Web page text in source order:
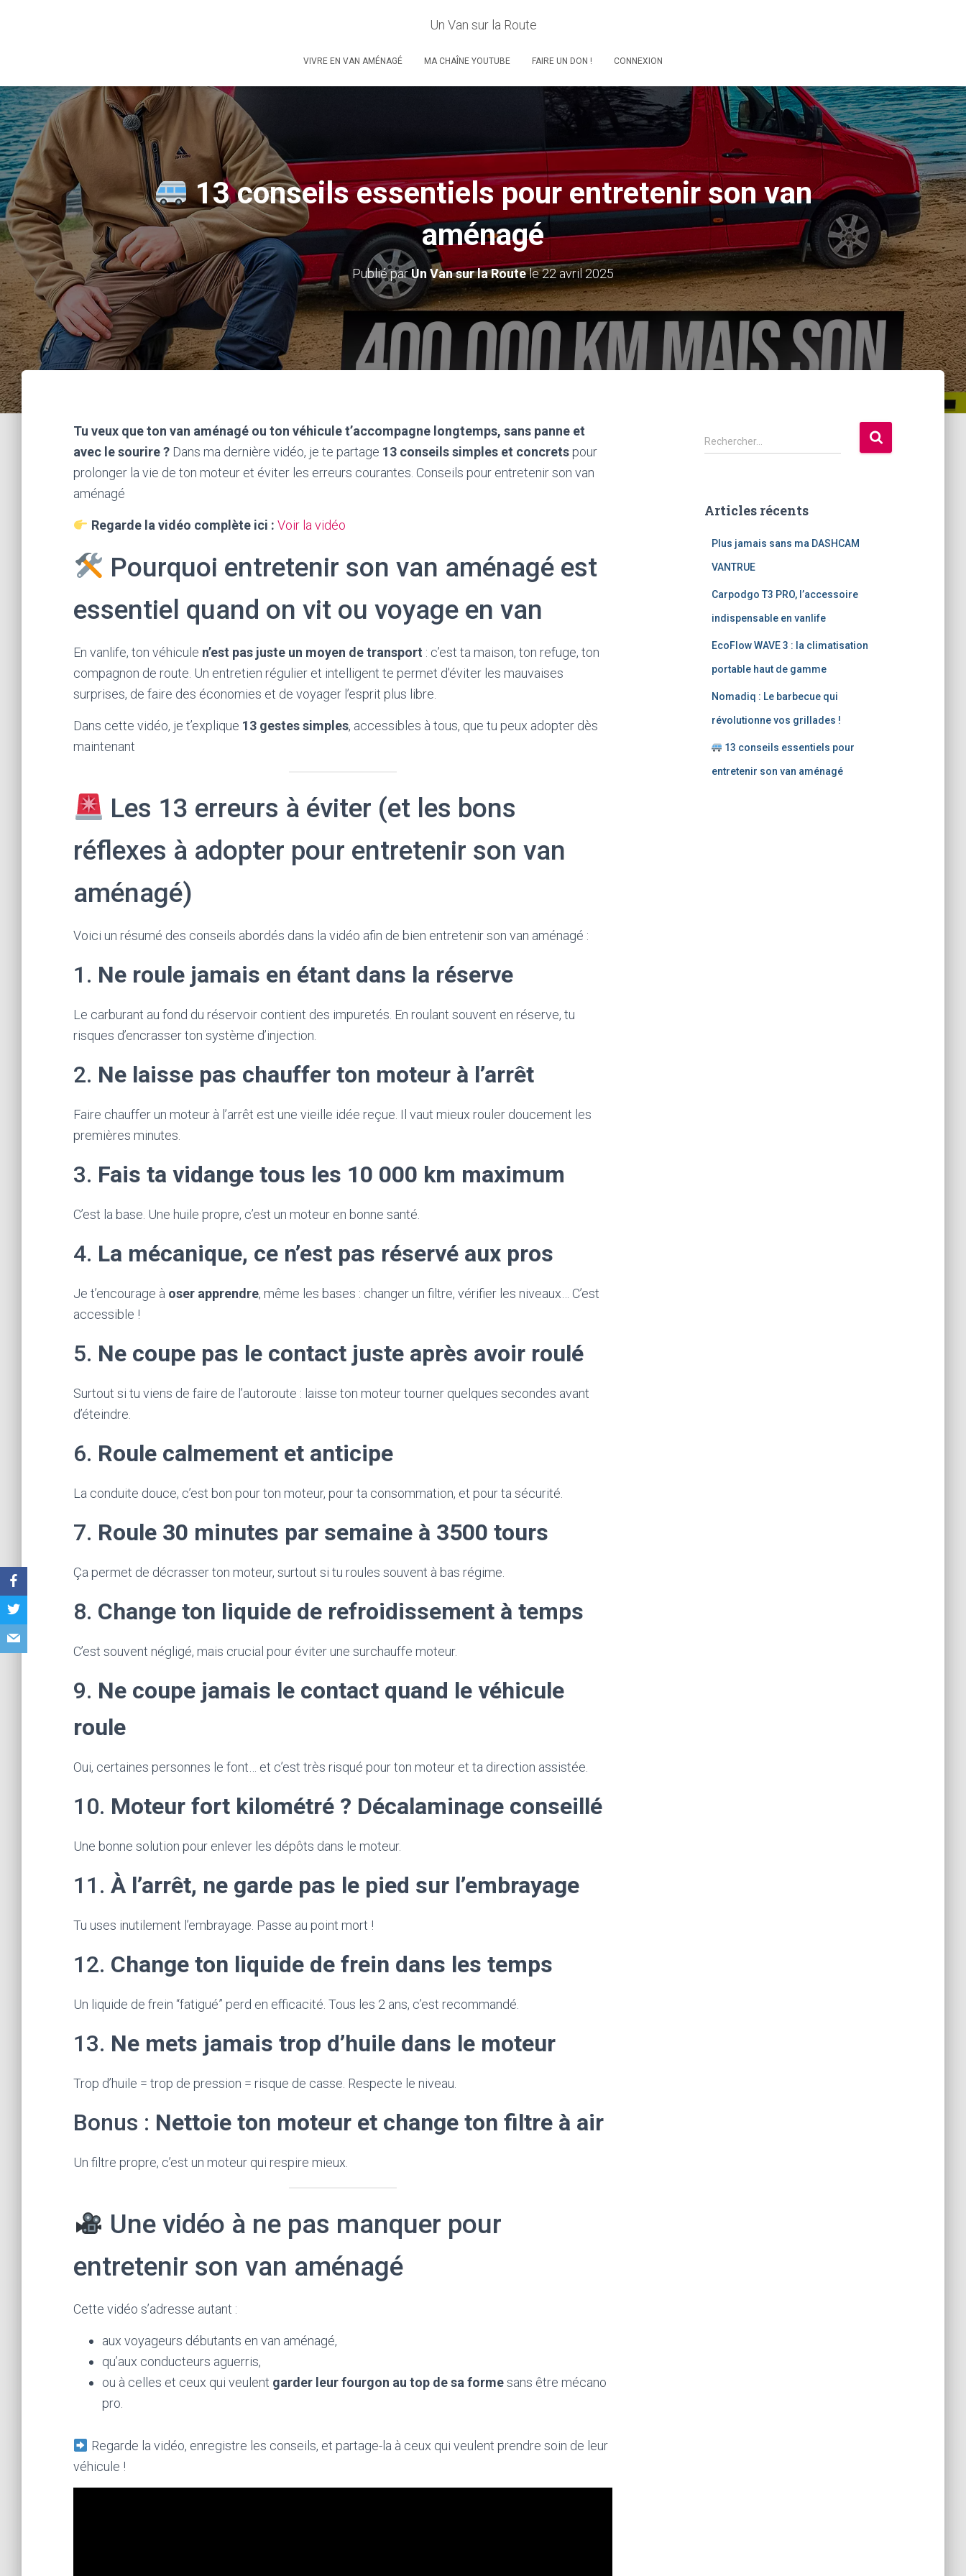
Un Van sur la Route
VIVRE EN VAN AMÉNAGÉ MA CHAÎNE YOUTUBE FAIRE UN DON ! CONNEXION
13 conseils essentiels pour entretenir son van
aménagé
Publié parUn Van sur la Routele22 avril 2025
Tu veux que ton van aménagé ou ton véhicule t’accompagne longtemps, sans panne et
avec le sourire ? Dans ma dernière vidéo, je te partage 13 conseils simples et concrets pour
prolonger la vie de ton moteur et éviter les erreurs courantes. Conseils pour entretenir son van
aménagé
Regarde la vidéo complète ici : Voir la vidéo
Pourquoi entretenir son van aménagé est
essentiel quand on vit ou voyage en van
En vanlife, ton véhicule n’est pas juste un moyen de transport : c’est ta maison, ton refuge, ton
compagnon de route. Un entretien régulier et intelligent te permet d’éviter les mauvaises
surprises, de faire des économies et de voyager l’esprit plus libre.
Dans cette vidéo, je t’explique 13 gestes simples, accessibles à tous, que tu peux adopter dès
maintenant
Les 13 erreurs à éviter (et les bons
réflexes à adopter pour entretenir son van
aménagé)
Voici un résumé des conseils abordés dans la vidéo afin de bien entretenir son van aménagé :
1. Ne roule jamais en étant dans la réserve
Le carburant au fond du réservoir contient des impuretés. En roulant souvent en réserve, tu
risques d’encrasser ton système d’injection.
2. Ne laisse pas chauffer ton moteur à l’arrêt
Faire chauffer un moteur à l’arrêt est une vieille idée reçue. Il vaut mieux rouler doucement les
premières minutes.
3. Fais ta vidange tous les 10 000 km maximum
C’est la base. Une huile propre, c’est un moteur en bonne santé.
4. La mécanique, ce n’est pas réservé aux pros
Je t’encourage à oser apprendre, même les bases : changer un filtre, vérifier les niveaux… C’est
accessible !
5. Ne coupe pas le contact juste après avoir roulé
Surtout si tu viens de faire de l’autoroute : laisse ton moteur tourner quelques secondes avant
d’éteindre.
6. Roule calmement et anticipe
La conduite douce, c’est bon pour ton moteur, pour ta consommation, et pour ta sécurité.
7. Roule 30 minutes par semaine à 3500 tours
Ça permet de décrasser ton moteur, surtout si tu roules souvent à bas régime.
8. Change ton liquide de refroidissement à temps
C’est souvent négligé, mais crucial pour éviter une surchauffe moteur.
9. Ne coupe jamais le contact quand le véhicule
roule
Oui, certaines personnes le font… et c’est très risqué pour ton moteur et ta direction assistée.
10. Moteur fort kilométré ? Décalaminage conseillé
Une bonne solution pour enlever les dépôts dans le moteur.
11. À l’arrêt, ne garde pas le pied sur l’embrayage
Tu uses inutilement l’embrayage. Passe au point mort !
12. Change ton liquide de frein dans les temps
Un liquide de frein “fatigué” perd en efficacité. Tous les 2 ans, c’est recommandé.
13. Ne mets jamais trop d’huile dans le moteur
Trop d’huile = trop de pression = risque de casse. Respecte le niveau.
Bonus : Nettoie ton moteur et change ton filtre à air
Un filtre propre, c’est un moteur qui respire mieux.
Une vidéo à ne pas manquer pour
entretenir son van aménagé
Cette vidéo s’adresse autant :
aux voyageurs débutants en van aménagé,
qu’aux conducteurs aguerris,
ou à celles et ceux qui veulent garder leur fourgon au top de sa formesans être mécano
pro.
Regarde la vidéo, enregistre les conseils, et partage-la à ceux qui veulent prendre soin de leur
véhicule !
R
e
r
Rechercher…
Articles récents
Plus jamais sans ma DASHCAM
VANTRUE
Carpodgo T3 PRO, l’accessoire
indispensable en vanlife
EcoFlow WAVE 3 : la climatisation
portable haut de gamme
Nomadiq : Le barbecue qui
révolutionne vos grillades !
13 conseils essentiels pour
entretenir son van aménagé